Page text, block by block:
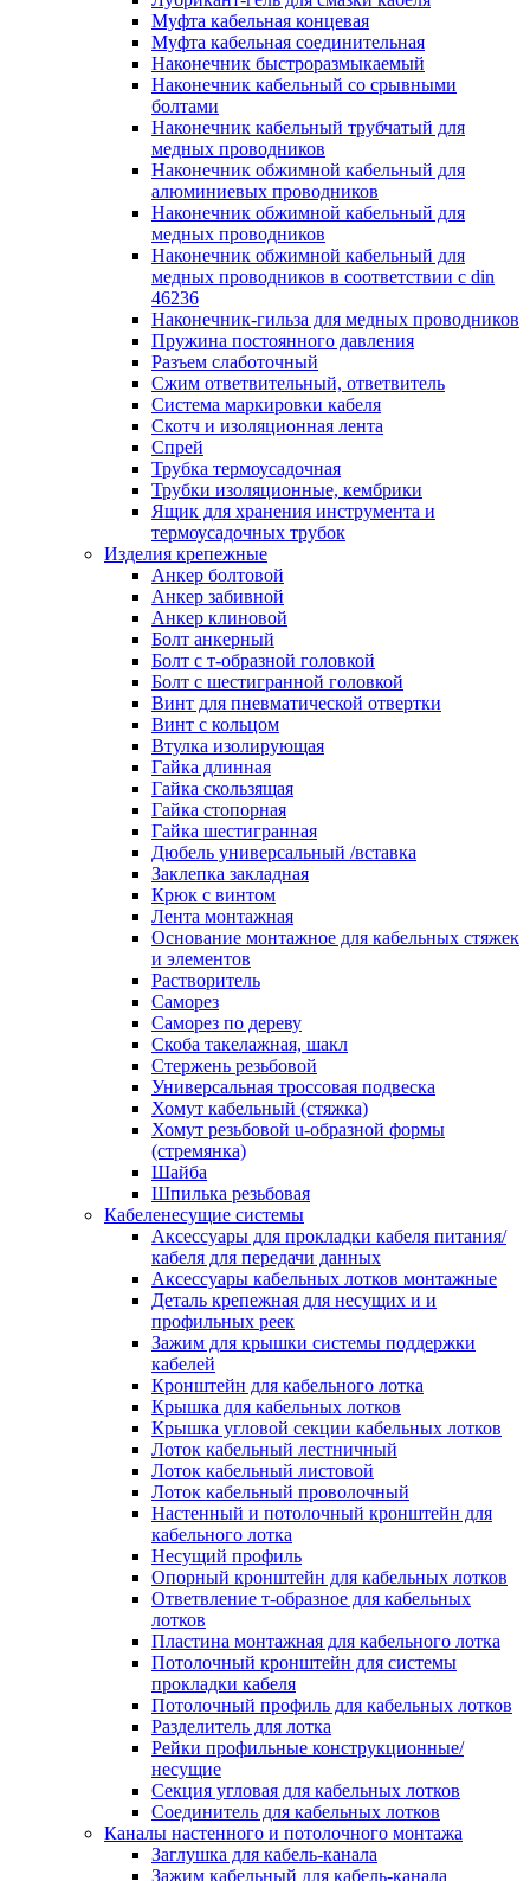
Лоток кабельный проволочный
Настенный и потолочный
для кабельного лотка
Несущий профиль
лотков
Ответвление т-образное для
лотков
Пластина монтажная для
лотка
Потолочный кронштейн для
прокладки кабеля
Потолочный профиль для
Разделитель для лотка
Рейки профильные
несущие
Секция угловая для кабельных
Соединитель для кабельных
Каналы настенного и потолочного
Зажим кабельный для кабель-
Кабель-канал
Кабель-канал напольный
Кабель-канал настенный
Коробка монтажная для
кабель-канала
Коробка распределительная для
кабель-каналов
Крышка для настенного кабель-
Панель лицевая для настенного
канала
Перегородка разделительная для
настенного кабель-канала
Переходник для кабель-канала
Поворот для кабель-канала
Поворот для настенного кабель-
Рамка для ввода настенного
канала в стену/потолок/щит
Соединитель на стык для
кабель-канала
Соединитель/накладка на стык для
кабель-канала
Угол внешний для кабель-канала
Угол внешний для настенного
канала
Угол т-образный для кабель-
Колодки клеммные
Аксессуары для клеммной
Колодка заземления клеммная
Нулевая шина
Одно-многополюсная клеммная
разделительная для клеммной
Проходная клеммная колодка
Торцевая клемма клеммной
Короба кабельные
Короб распределительный
Материал монтажный
Держатель кабельный зажимной
Зажим балочный
Зажим/клипса для крепления труб
Скоба крепежная
Скоба с гвоздем
Соединитель провода
Материалы для подключения
Аксессуары для
коробок/корпусов для монтажа в
и в потолке
Зажим безвинтовой клеммный
Коробка клеммная
Коробка распределительная для
Крышка для распределительной
коробки/корпуса для монтажа в
в потолке
Распределительная коробка/
монтажа в стене и в потолке
Распределительная коробка/
Система электромонтажных колонн
Электромонтажная колонна
Системы ввода для кабелей и проводов
Ввод кабельный/сальник
Уплотнитель для кабельного
Муфта кабельная концевая
Муфта кабельная соединительная
Наконечник быстроразмыкаемый
Наконечник кабельный со срывными
болтами
Наконечник кабельный трубчатый для
медных проводников
Наконечник обжимной кабельный для
алюминиевых проводников
Наконечник обжимной кабельный для
медных проводников
Наконечник обжимной кабельный для
медных проводников в соответствии с din
46236
Наконечник-гильза для медных проводников
Пружина постоянного давления
Разъем слаботочный
Сжим ответвительный, ответвитель
Система маркировки кабеля
Скотч и изоляционная лента
Спрей
Трубка термоусадочная
Трубки изоляционные, кембрики
Ящик для хранения инструмента и
термоусадочных трубок
Изделия крепежные
Анкер болтовой
Анкер забивной
Анкер клиновой
Болт анкерный
Болт с т-образной головкой
Болт с шестигранной головкой
Винт для пневматической отвертки
Винт с кольцом
Втулка изолирующая
Гайка длинная
Гайка скользящая
Гайка стопорная
Гайка шестигранная
Дюбель универсальный /вставка
Заклепка закладная
Крюк с винтом
Лента монтажная
Основание монтажное для кабельных стяжек
и элементов
Растворитель
Саморез
Саморез по дереву
Скоба такелажная, шакл
Стержень резьбовой
Универсальная троссовая подвеска
Хомут кабельный (стяжка)
Хомут резьбовой u-образной формы
(стремянка)
Шайба
Шпилька резьбовая
Кабеленесущие системы
Аксессуары для прокладки кабеля питания/
кабеля для передачи данных
Аксессуары кабельных лотков монтажные
Деталь крепежная для несущих и и
профильных реек
Зажим для крышки системы поддержки
кабелей
Кронштейн для кабельного лотка
Крышка для кабельных лотков
Крышка угловой секции кабельных лотков
Лоток кабельный лестничный
Лоток кабельный листовой
Лоток кабельный проволочный
Настенный и потолочный кронштейн для
кабельного лотка
Несущий профиль
Опорный кронштейн для кабельных лотков
Ответвление т-образное для кабельных
лотков
Пластина монтажная для кабельного лотка
Потолочный кронштейн для системы
прокладки кабеля
Потолочный профиль для кабельных лотков
Разделитель для лотка
Рейки профильные конструкционные/
несущие
Секция угловая для кабельных лотков
Соединитель для кабельных лотков
Каналы настенного и потолочного монтажа
Заглушка для кабель-канала
Зажим кабельный для кабель-канала